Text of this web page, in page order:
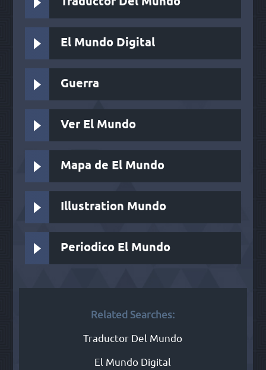
El Mundo Digital
Guerra
Ver El Mundo
Mapa de El Mundo
Illustration Mundo
Periodico El Mundo
Related Searches:
Traductor Del Mundo
El Mundo Digital